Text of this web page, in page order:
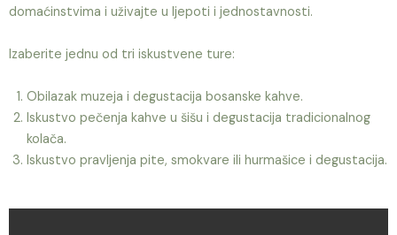
domaćinstvima i uživajte u ljepoti i jednostavnosti.
Izaberite jednu od tri iskustvene ture:
Obilazak muzeja i degustacija bosanske kahve.
Iskustvo pečenja kahve u šišu i degustacija tradicionalnog
kolača.
Iskustvo pravljenja pite, smokvare ili hurmašice i degustacija.